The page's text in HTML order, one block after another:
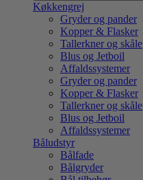
Køkkengrej
Gryder og pander
Kopper & Flasker
Tallerkner og skåle
Blus og Jetboil
Affaldssystemer
Gryder og pander
Kopper & Flasker
Tallerkner og skåle
Blus og Jetboil
Affaldssystemer
Båludstyr
Bålfade
Bålgryder